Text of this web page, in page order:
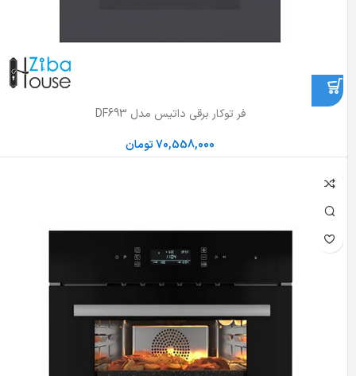
فر توکار برقی داتیس مدل DF693
70,558,000تومان